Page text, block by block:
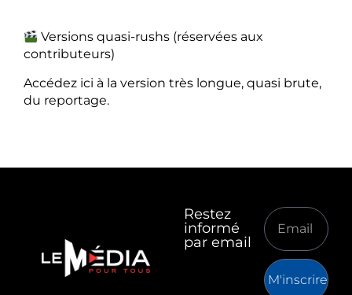
Versions quasi-rushs (réservées aux
contributeurs)
Accédez ici à la version très longue, quasi brute,
du reportage.
Restez
informé
par email
M'inscrire